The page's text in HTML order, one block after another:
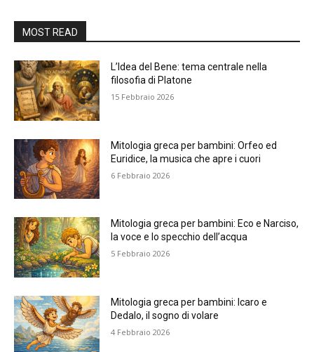
MOST READ
L’Idea del Bene: tema centrale nella
filosofia di Platone
15 Febbraio 2026
Mitologia greca per bambini: Orfeo ed
Euridice, la musica che apre i cuori
6 Febbraio 2026
Mitologia greca per bambini: Eco e Narciso,
la voce e lo specchio dell’acqua
5 Febbraio 2026
Mitologia greca per bambini: Icaro e
Dedalo, il sogno di volare
4 Febbraio 2026